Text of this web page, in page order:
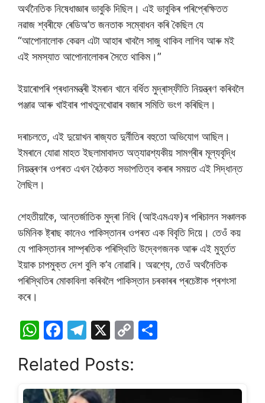
অৰ্থনৈতিক নিষেধাজ্ঞাৰ ভাবুকি দিছিল। এই ভাবুকিৰ পৰিপ্ৰেক্ষিতত
নৱাজ শ্বৰীফে ৰেডিঅ’ত জনতাক সম্বোধন কৰি কৈছিল যে
“আপোনালোক কেৱল এটা আহাৰ খাবলৈ সাজু থাকিব লাগিব আৰু মই
এই সমস্যাত আপোনালোকৰ সৈতে থাকিম।”
ইয়াৰোপৰি প্ৰধানমন্ত্ৰী ইমৰান খানে বৰ্ধিত মুদ্ৰাস্ফীতি নিয়ন্ত্ৰণ কৰিবলৈ
পঞ্জাৱ আৰু খাইবাৰ পাখতুনখোৱাৰ বজাৰ সমিতি ভংগ কৰিছিল।
দৰাচলতে, এই দুয়োখন ৰাজ্যত দুৰ্নীতিৰ বহুতো অভিযোগ আছিল।
ইমৰানে যোৱা মাহত ইছলামাবাদত অত্যাৱশ্যকীয় সামগ্ৰীৰ মূল্যবৃদ্ধি
নিয়ন্ত্ৰণৰ ওপৰত এখন বৈঠকত সভাপতিত্ব কৰাৰ সময়ত এই সিদ্ধান্ত
লৈছিল।
শেহতীয়াকৈ, আন্তৰ্জাতিক মুদ্ৰা নিধি (আইএমএফ)ৰ পৰিচালন সঞ্চালক
ডমিনিক ষ্ট্ৰাছ কানেও পাকিস্তানৰ ওপৰত এক বিবৃতি দিয়ে। তেওঁ কয়
যে পাকিস্তানৰ সাম্প্ৰতিক পৰিস্থিতি উদ্বেগজনক আৰু এই মুহূৰ্তত
ইয়াক চাপমুক্ত দেশ বুলি ক’ব নোৱাৰি। অৱশ্যে, তেওঁ অৰ্থনৈতিক
পৰিস্থিতিৰ মোকাবিলা কৰিবলৈ পাকিস্তান চৰকাৰৰ প্ৰচেষ্টাক প্ৰশংসা
কৰে।
W
at
s
F
c
e
T
e
gr
X
C
y e
Related Posts: